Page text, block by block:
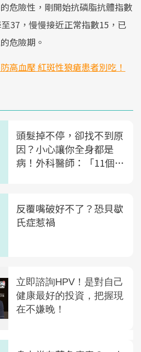
危險性，剛開始抗磷脂抗體指數
37，慢慢接近正常指數15，已
危險期。
高血壓 紅斑性狼瘡患者別吃！
頭髮掉不停，卻找不到原
因？小心讓你全身都是
病！外科醫師：「11個症
反覆嘴破好不了？恐貝歇
氏症惹禍